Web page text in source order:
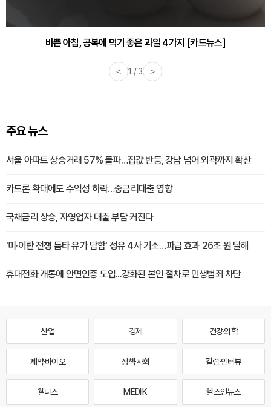
바쁜 아침, 공복에 먹기 좋은 과일 4가지 [카드뉴스]
< 1 / 3 >
주요 뉴스
서울 아파트 상승거래 57% 돌파…집값 반등, 강남 넘어 외곽까지 확산
카드론 확대에도 수익성 하락…중금리대출 영향
국채금리 상승, 자영업자 대출 부담 커진다
'미·이란 전쟁 틈타 유가 담합' 정유 4사 기소…파급 효과 26조 원 달해
휴대전화 개통에 안면인증 도입...강화된 본인 절차로 민생범죄 차단
산업 경제 건강·의학
제약·바이오 정책·사회 칼럼·인터뷰
웰니스 MEDI·K 헬스인뉴스